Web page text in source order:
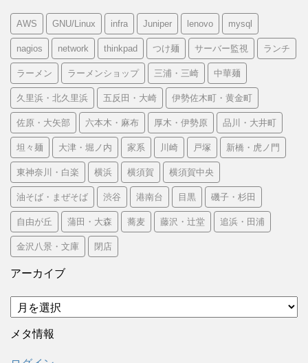
AWS GNU/Linux infra Juniper lenovo mysql
nagios network thinkpad つけ麺 サーバー監視 ランチ
ラーメン ラーメンショップ 三浦・三崎 中華麺
久里浜・北久里浜 五反田・大崎 伊勢佐木町・黄金町
佐原・大矢部 六本木・麻布 厚木・伊勢原 品川・大井町
坦々麺 大津・堀ノ内 家系 川崎 戸塚 新橋・虎ノ門
東神奈川・白楽 横浜 横須賀 横須賀中央
油そば・まぜそば 渋谷 港南台 目黒 磯子・杉田
自由が丘 蒲田・大森 蕎麦 藤沢・辻堂 追浜・田浦
金沢八景・文庫 閉店
アーカイブ
ア
ー
カ
ブ
メタ情報